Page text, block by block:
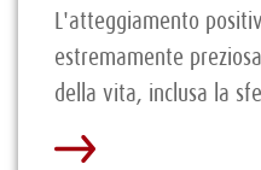
L'atteggiamento
estremamente
della vita, inclusa la